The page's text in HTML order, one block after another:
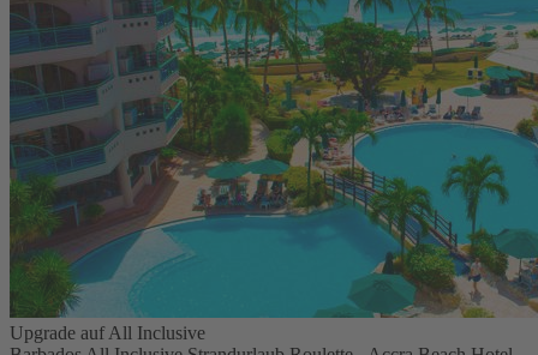
Upgrade auf All Inclusive